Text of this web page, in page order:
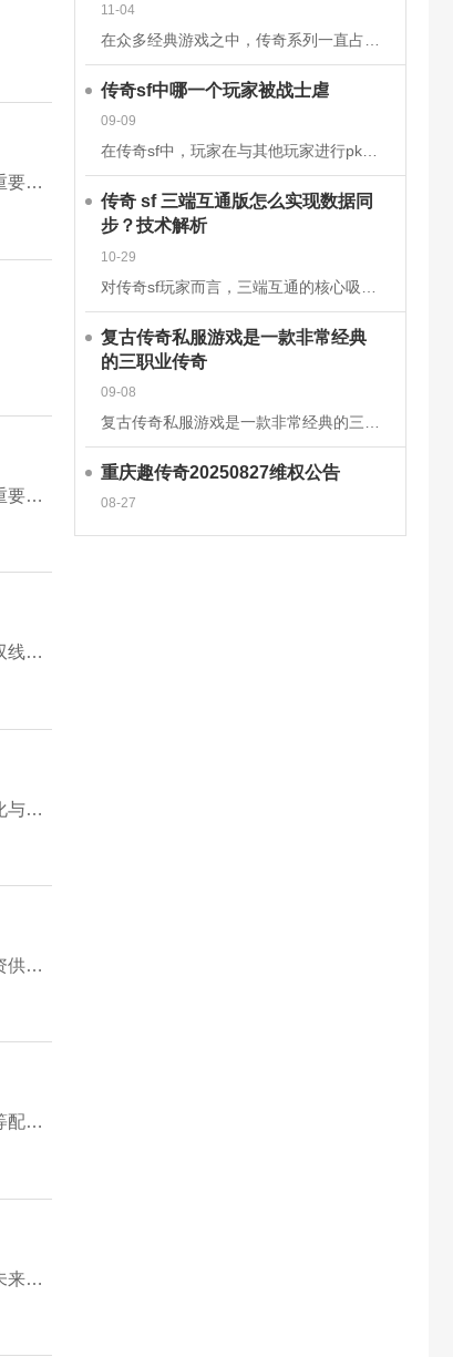
分析外挂对服务器造成的破坏，解读现阶段主流反外挂方案，剖析玩家偏好转变，说明公平手动环境对于服务器长久运营的重要意义。
分析外挂脚本对服务器经济生态的破坏，介绍多层级反作弊检测机制，解读外挂治理对于留住真人玩家、延长服务器寿命的重要价值。
对比原版复古服与高清优化服的受众与优缺点，分析画面音效升级的行业趋势，明确视听革新不能改动传奇核心玩法，解读双线并行的市场格局。
解读传奇从强制绑定大型行会向自由轻量化社交转型的趋势，对比新旧社交模式优缺点，分析碎片化时代下玩家社交需求变化与服务器配套调整方向。
解读分层多元化活动设计思路，分析休闲、打宝、竞技三类活动的运营价值，对比老式单一活动短板，讲解活动如何调控物资供需、兼顾各类玩家收益。
解析各类跨服玩法对于盘活服务器后期人气的作用，梳理跨服对战、物资流通带来的优势与隐患，解读分层匹配、物价管控等配套优化方案。
解析传奇打金行业从脚本乱象到规范手动生态的变革过程，对比快餐服与正规养老服的打金差距，解读打金体系良性发展的未来趋势。
11-04
传奇sf中哪一个玩家被战士虐
09-09
在传奇sf中，玩家在与其他玩家进行pk时，有时会被对方的技能击中，也有时会被对方战士击杀。虽然战士在游戏前期，在技能上没有法师给力，但是战士有绝对的优势，特别是战士的防御和血量，完全可以抵挡住对方的伤
传奇 sf 三端互通版怎么实现数据同
步？技术解析
10-29
复古传奇私服游戏是一款非常经典
的三职业传奇
09-08
重庆趣传奇20250827维权公告
08-27